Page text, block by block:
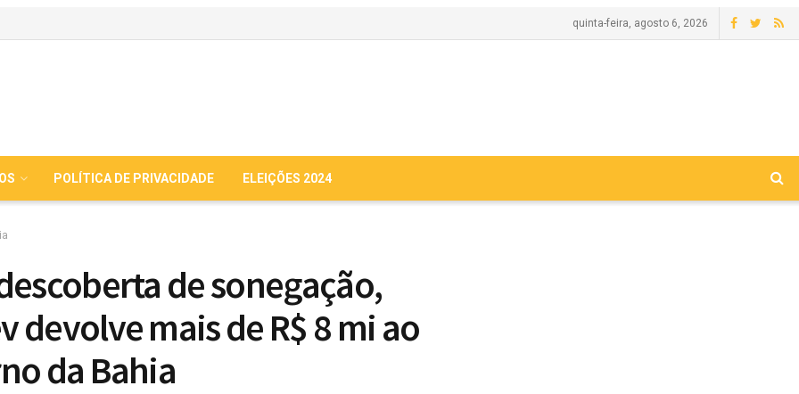
quinta-feira, agosto 6, 2026
POLÍTICA DE PRIVACIDADE ELEIÇÕES 2024
de sonegação,
devolve mais de R$ 8 mi ao
da Bahia